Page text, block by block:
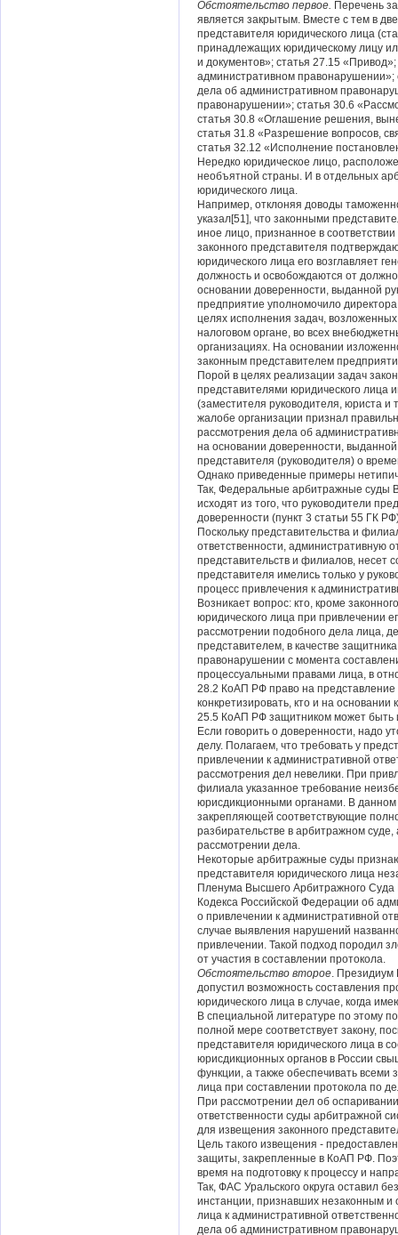
Обстоятельство первое. Перечень
является закрытым. Вместе с тем в
представителя юридического лица
принадлежащих юридическому лицу
и документов»; статья 27.15
административном правонарушении»;
дела об административном
правонарушении»; статья 30.6
статья 30.8 «Оглашение решения,
статья 31.8 «Разрешение вопросов,
статья 32.12 «Исполнение
Нередко юридическое лицо,
необъятной страны. И в отдельных
юридического лица.
Например, отклоняя доводы
указал[51], что законными
иное лицо, признанное в
законного представителя
юридического лица его возглавляет
должность и освобождаются от
основании доверенности, выданной
предприятие уполномочило
целях исполнения задач,
налоговом органе, во всех
организациях. На основании
законным представителем
Порой в целях реализации задач
представителями юридического лица
(заместителя руководителя, юриста и
жалобе организации признал
рассмотрения дела об
на основании доверенности,
представителя (руководителя) о
Однако приведенные примеры
Так, Федеральные арбитражные суды
исходят из того, что руководители
доверенности (пункт 3 статьи 55 ГК
Поскольку представительства и
ответственности, административную
представительств и филиалов, несет
представителя имелись только у
процесс привлечения к
Возникает вопрос: кто, кроме
юридического лица при привлечении
рассмотрении подобного дела лица,
представителем, в качестве
правонарушении с момента
процессуальными правами лица, в
28.2 КоАП РФ право на
конкретизировать, кто и на
25.5 КоАП РФ защитником может быть
Если говорить о доверенности, надо
делу. Полагаем, что требовать у
привлечении к административной
рассмотрения дел невелики. При
филиала указанное требование
юрисдикционными органами. В данном
закрепляющей соответствующие
разбирательстве в арбитражном
рассмотрении дела.
Некоторые арбитражные суды
представителя юридического лица
Пленума Высшего Арбитражного Суда
Кодекса Российской Федерации об
о привлечении к административной
случае выявления нарушений
привлечении. Такой подход породил
от участия в составлении протокола.
Обстоятельство второе. Президиум
допустил возможность составления
юридического лица в случае, когда
В специальной литературе по этому
полной мере соответствует закону,
представителя юридического лица в
юрисдикционных органов в России
функции, а также обеспечивать всеми
лица при составлении протокола по
При рассмотрении дел об
ответственности суды арбитражной
для извещения законного
Цель такого извещения -
защиты, закрепленные в КоАП РФ.
время на подготовку к процессу и
Так, ФАС Уральского округа оставил
инстанции, признавших незаконным и
лица к административной
дела об административном